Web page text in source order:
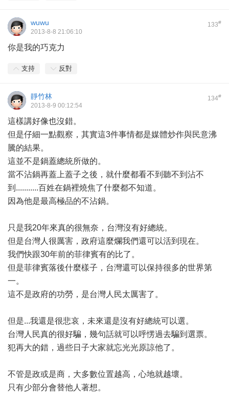
133#
wuwu
2013-8-8 21:06:10
你是我的巧克力
支持 反對
134#
靜竹林
2013-8-9 00:12:54
這樣講好像也沒錯。
但是仔細一點觀察，其實這3件事情都是媒體炒作與民意沸
騰的結果。
這並不是鍋蓋總統所做的。
當不沾鍋再蓋上蓋子之後，就什麼都看不到聽不到沾不
到...........百姓在鍋裡燒焦了什麼都不知道。
因為他是最高極品的不沾鍋。
只是我20年來真的很無奈，台灣沒有好總統。
但是台灣人很厲害，政府這麼爛我們還可以活到現在。
我們快跟30年前的菲律賓有的比了。
但是菲律賓落後什麼樣子，台灣還可以保持很多的世界第
一。
這不是政府的功勞，是台灣人民太厲害了。
但是...我還是很悲哀，未來還是沒有好總統可以選。
台灣人民真的很好騙，幾句話就可以呼愣過去騙到選票。
犯再大的錯，過些日子大家就忘光光原諒他了。
不管是政或是商，大多數位置越高，心地就越壞。
只有少部分會替他人著想。